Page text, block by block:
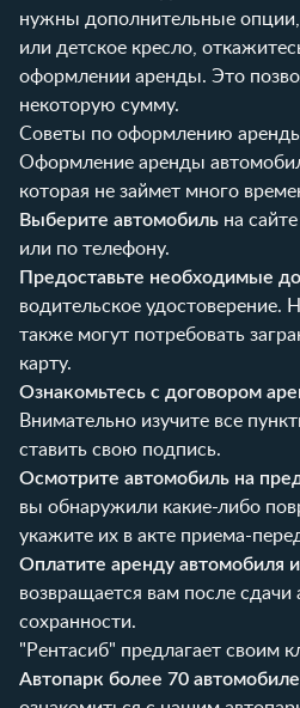
нужны дополнительные опции,
или детское кресло,
оформлении аренды. Это
некоторую сумму.
Советы по оформлению
Оформление аренды
которая не займет много
Выберите автомобиль на
или по телефону.
Предоставьте необходимые
водительское удостоверение.
также могут потребовать
карту.
Ознакомьтесь с договором
Внимательно изучите все
ставить свою подпись.
Осмотрите автомобиль на
вы обнаружили какие-либо
укажите их в акте приема-
Оплатите аренду автомобиля и
возвращается вам после
сохранности.
"Рентасиб" предлагает своим
Автопарк более 70